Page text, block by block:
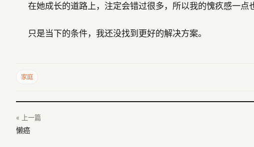
在她成长的道路上，注定会错过很多，所以我的愧疚感一点
只是当下的条件，我还没找到更好的解决方案。
家庭
« 上一篇
懒癌